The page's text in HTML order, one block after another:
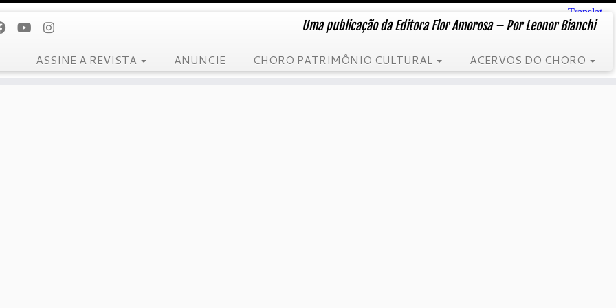
Uma publicação da Editora Flor Amorosa – Por Leonor Bianchi
ASSINE A REVISTA ANUNCIE CHORO PATRIMÔNIO CULTURAL ACERVOS DO CHORO